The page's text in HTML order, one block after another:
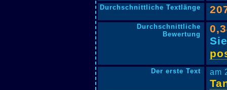
Durchschnittliche Textlänge
Durchschnittliche
Bewertung
Der erste Text am